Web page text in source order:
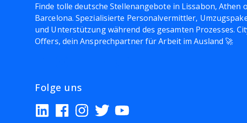
Finde tolle deutsche Stellenangebote in Lissabon, Athen
Barcelona. Spezialisierte Personalvermittler,
und Unterstützung während des gesamten Prozesses.
Offers, dein Ansprechpartner für Arbeit im Ausland 🚀
Folge uns